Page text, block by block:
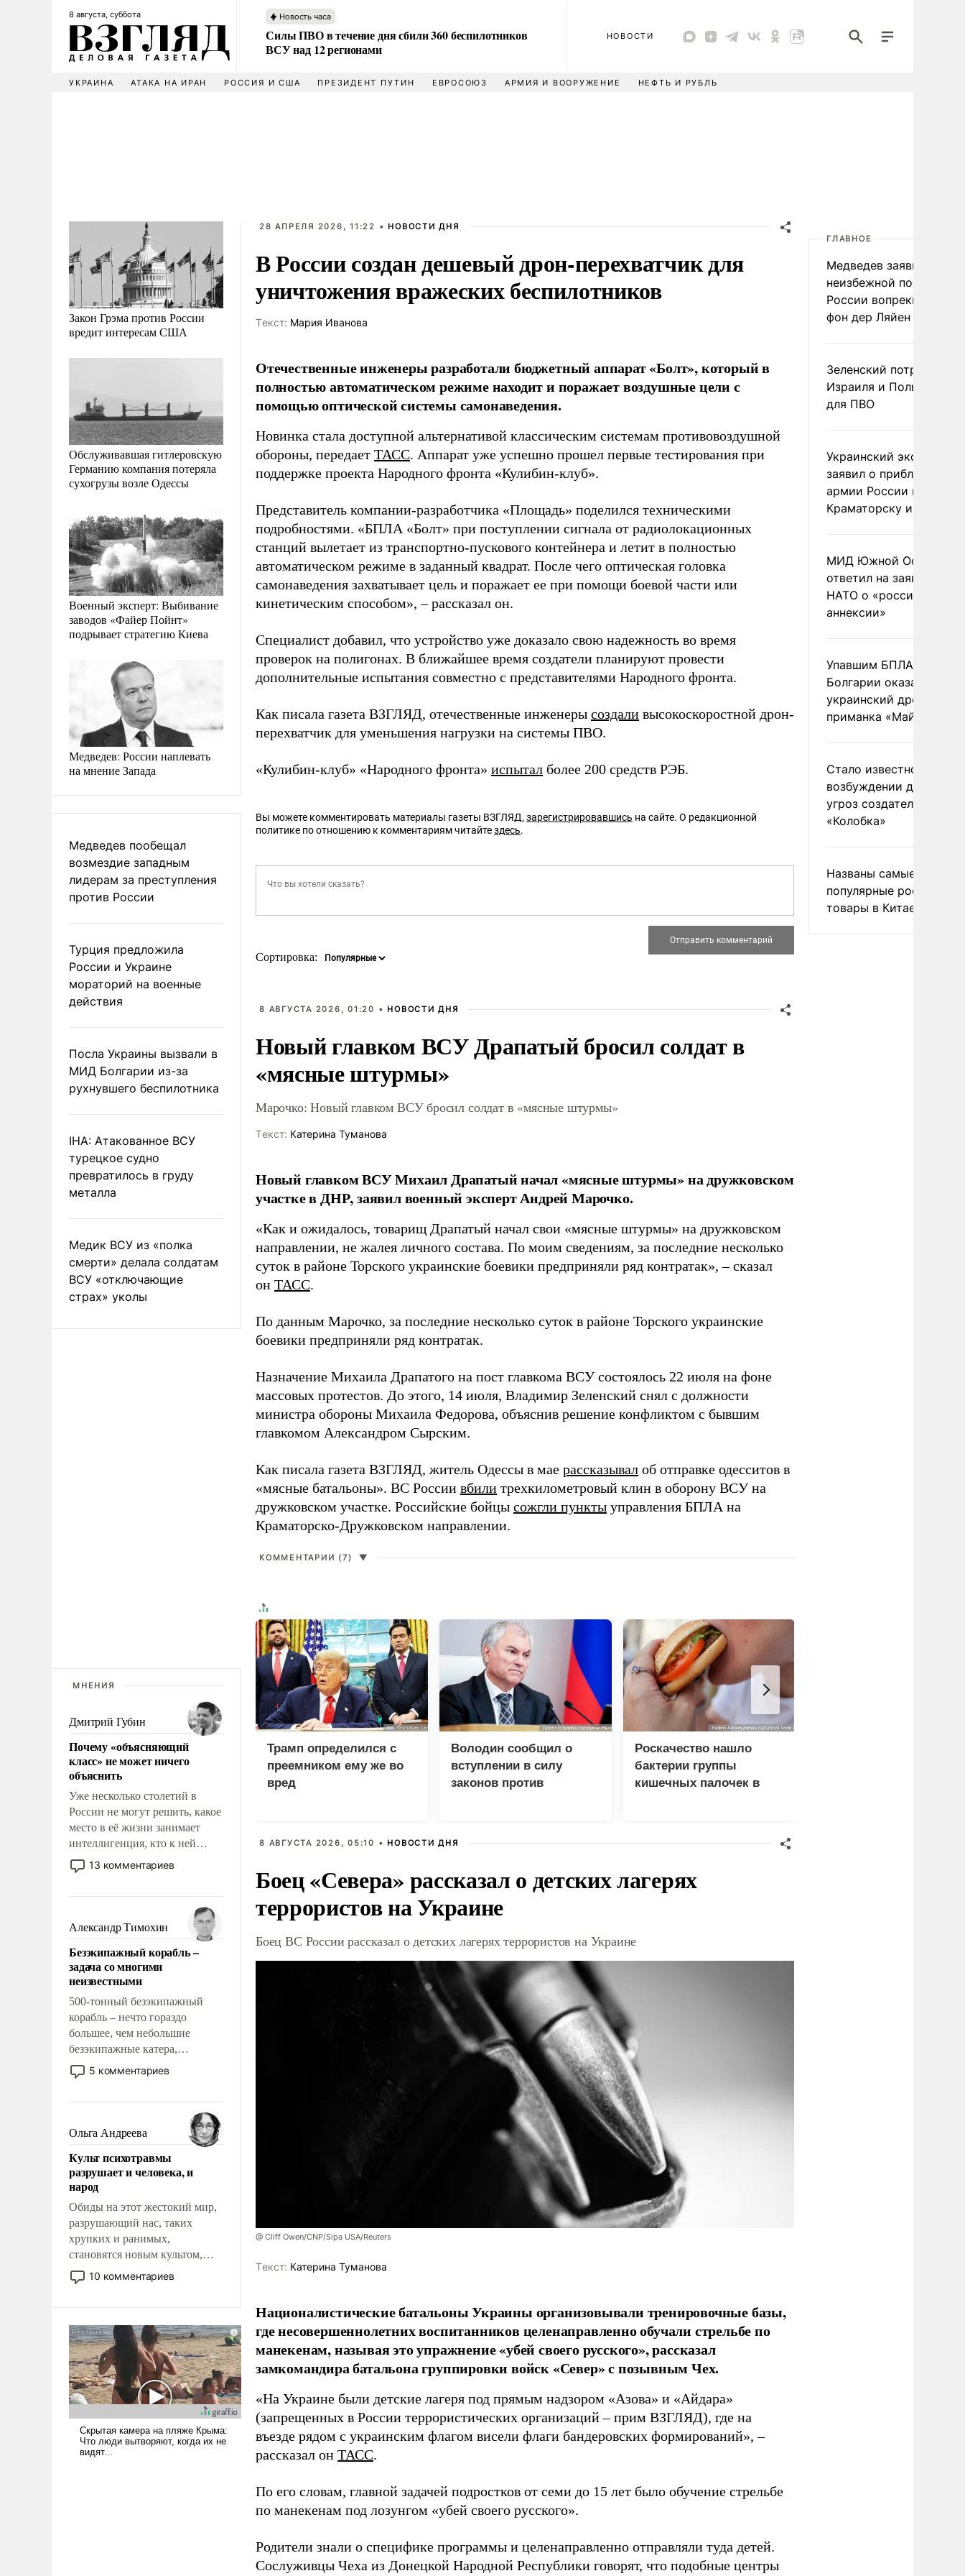
8 августа, суббота Новость часа
Силы ПВО в течение дня сбили 360 беспилотников
ВСУ над 12 регионами
НОВОСТИ
УКРАИНА АТАКА НА ИРАН РОССИЯ И США ПРЕЗИДЕНТ ПУТИН ЕВРОСОЮЗ АРМИЯ И ВООРУЖЕНИЕ НЕФТЬ И РУБЛЬ
Закон Грэма против России
вредит интересам США
Обслуживавшая гитлеровскую
Германию компания потеряла
сухогрузы возле Одессы
Военный эксперт: Выбивание
заводов «Файер Пойнт»
подрывает стратегию Киева
Медведев: России наплевать
на мнение Запада
Медведев пообещал
возмездие западным
лидерам за преступления
против России
Турция предложила
России и Украине
мораторий на военные
действия
Посла Украины вызвали в
МИД Болгарии из-за
рухнувшего беспилотника
IHA: Атакованное ВСУ
турецкое судно
превратилось в груду
металла
Медик ВСУ из «полка
смерти» делала солдатам
ВСУ «отключающие
страх» уколы
МНЕНИЯ
Дмитрий Губин
Почему «объясняющий
класс» не может ничего
объяснить
Уже несколько столетий в
России не могут решить, какое
место в её жизни занимает
интеллигенция, кто к ней
принадлежит, а кого из неё
исключили с правом
чем она отличается от просто
образованных людей. Иногда
казалось, что эти вопросы
решены раз и навсегда, но –
нет, не решены.
13 комментариев
Александр Тимохин
Безэкипажный корабль –
задача со многими
неизвестными
500-тонный безэкипажный
корабль – нечто гораздо
большее, чем небольшие
безэкипажные катера,
применение которых уже
стало обыденностью. Задача по
сложна и амбициозна. Однако
и ее реализация радикально
поднимет наши боевые
возможности.
5 комментариев
Ольга Андреева
Культ психотравмы
разрушает и человека, и
народ
Обиды на этот жестокий мир,
разрушающий нас, таких
хрупких и ранимых,
становятся новым культом,
постепенно вытесняя и
отменяя традиционное
ударами судьбы, брать на себя
ответственность, помогать
слабым, идти вперед и
адаптироваться.
10 комментариев
28 АПРЕЛЯ 2026, 11:22 • НОВОСТИ ДНЯ
В России создан дешевый дрон-перехватчик для
уничтожения вражеских беспилотников
Tекст: Мария Иванова
Отечественные инженеры разработали бюджетный аппарат «Болт», который в
полностью автоматическом режиме находит и поражает воздушные цели с
помощью оптической системы самонаведения.
Новинка стала доступной альтернативой классическим системам противовоздушной
обороны, передает ТАСС. Аппарат уже успешно прошел первые тестирования при
поддержке проекта Народного фронта «Кулибин-клуб».
Представитель компании-разработчика «Площадь» поделился техническими
подробностями. «БПЛА «Болт» при поступлении сигнала от радиолокационных
станций вылетает из транспортно-пускового контейнера и летит в полностью
автоматическом режиме в заданный квадрат. После чего оптическая головка
самонаведения захватывает цель и поражает ее при помощи боевой части или
кинетическим способом», – рассказал он.
Специалист добавил, что устройство уже доказало свою надежность во время
проверок на полигонах. В ближайшее время создатели планируют провести
дополнительные испытания совместно с представителями Народного фронта.
Как писала газета ВЗГЛЯД, отечественные инженеры создали высокоскоростной дрон-
перехватчик для уменьшения нагрузки на системы ПВО.
«Кулибин-клуб» «Народного фронта» испытал более 200 средств РЭБ.
Вы можете комментировать материалы газеты ВЗГЛЯД, зарегистрировавшись на сайте. О редакционной
политике по отношению к комментариям читайтездесь.
Сортировка:
8 АВГУСТА 2026, 01:20 • НОВОСТИ ДНЯ
Новый главком ВСУ Драпатый бросил солдат в
«мясные штурмы»
Марочко: Новый главком ВСУ бросил солдат в «мясные штурмы»
Tекст: Катерина Туманова
Новый главком ВСУ Михаил Драпатый начал «мясные штурмы» на дружковском
участке в ДНР, заявил военный эксперт Андрей Марочко.
«Как и ожидалось, товарищ Драпатый начал свои «мясные штурмы» на дружковском
направлении, не жалея личного состава. По моим сведениям, за последние несколько
суток в районе Торского украинские боевики предприняли ряд контратак», – сказал
он ТАСС.
По данным Марочко, за последние несколько суток в районе Торского украинские
боевики предприняли ряд контратак.
Назначение Михаила Драпатого на пост главкома ВСУ состоялось 22 июля на фоне
массовых протестов. До этого, 14 июля, Владимир Зеленский снял с должности
министра обороны Михаила Федорова, объяснив решение конфликтом с бывшим
главкомом Александром Сырским.
Как писала газета ВЗГЛЯД, житель Одессы в мае рассказывал об отправке одесситов в
«мясные батальоны». ВС России вбили трехкилометровый клин в оборону ВСУ на
дружковском участке. Российские бойцы сожгли пункты управления БПЛА на
Краматорско-Дружковском направлении.
КОММЕНТАРИИ (7) ▼
Трамп определился с
преемником ему же во
вред
Володин сообщил о
вступлении в силу
законов против
Роскачество нашло
бактерии группы
кишечных палочек в
8 АВГУСТА 2026, 05:10 • НОВОСТИ ДНЯ
Боец «Севера» рассказал о детских лагерях
террористов на Украине
Боец ВС России рассказал о детских лагерях террористов на Украине
@ Cliff Owen/CNP/Sipa USA/Reuters
Tекст: Катерина Туманова
Националистические батальоны Украины организовывали тренировочные базы,
где несовершеннолетних воспитанников целенаправленно обучали стрельбе по
манекенам, называя это упражнение «убей своего русского», рассказал
замкомандира батальона группировки войск «Север» с позывным Чех.
«На Украине были детские лагеря под прямым надзором «Азова» и «Айдара»
(запрещенных в России террористических организаций – прим ВЗГЛЯД), где на
въезде рядом с украинским флагом висели флаги бандеровских формирований», –
рассказал он ТАСС.
По его словам, главной задачей подростков от семи до 15 лет было обучение стрельбе
по манекенам под лозунгом «убей своего русского».
Родители знали о специфике программы и целенаправленно отправляли туда детей.
Сослуживцы Чеха из Донецкой Народной Республики говорят, что подобные центры
ГЛАВНОЕ
Медведев заявил о
неизбежной победе
России вопреки словам
фон дер Ляйен
Зеленский потребовал
Израиля и Польши
для ПВО
Украинский эксперт
заявил о приближении
армии России к
Краматорску и
МИД Южной Осетии
ответил на заявления
НАТО о «российской
аннексии»
Упавшим БПЛА в
Болгарии оказался
украинский дрон-
приманка «Майя»
Стало известно о
возбуждении дела из-
угроз создателям
«Колобка»
Названы самые
популярные российские
товары в Китае